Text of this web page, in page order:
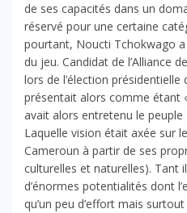
de ses capacités dans un
réservé pour une certaine
pourtant, Noucti Tchokwago
du jeu. Candidat de l’Alliance
lors de l’élection présidentielle
présentait alors comme étant
avait alors entretenu le peuple
Laquelle vision était axée sur
Cameroun à partir de ses
culturelles et naturelles). Tant
d’énormes potentialités dont
qu’un peu d’effort mais